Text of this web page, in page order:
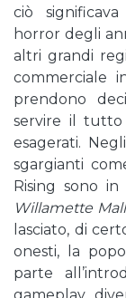
ciò
horror degli
altri grandi
commerciale
prendono
servire il tutto
esagerati.
sgargianti
Rising sono
Willamette Mall
lasciato, di
onesti, la
parte